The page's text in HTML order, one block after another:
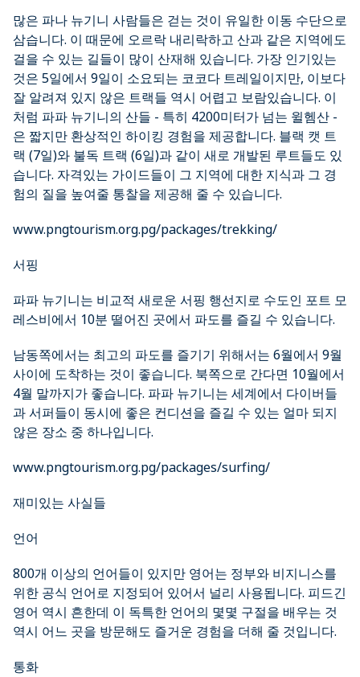
많은 파나 뉴기니 사람들은 걷는 것이 유일한 이동 수단으로
삼습니다. 이 때문에 오르락 내리락하고 산과 같은 지역에도
걸을 수 있는 길들이 많이 산재해 있습니다. 가장 인기있는
것은 5일에서 9일이 소요되는 코코다 트레일이지만, 이보다
잘 알려져 있지 않은 트랙들 역시 어렵고 보람있습니다. 이
처럼 파파 뉴기니의 산들 - 특히 4200미터가 넘는 윌헴산 -
은 짧지만 환상적인 하이킹 경험을 제공합니다. 블랙 캣 트
랙 (7일)와 불독 트랙 (6일)과 같이 새로 개발된 루트들도 있
습니다. 자격있는 가이드들이 그 지역에 대한 지식과 그 경
험의 질을 높여줄 통찰을 제공해 줄 수 있습니다.
www.pngtourism.org.pg/packages/trekking/
서핑
파파 뉴기니는 비교적 새로운 서핑 행선지로 수도인 포트 모
레스비에서 10분 떨어진 곳에서 파도를 즐길 수 있습니다.
남동쪽에서는 최고의 파도를 즐기기 위해서는 6월에서 9월
사이에 도착하는 것이 좋습니다. 북쪽으로 간다면 10월에서
4월 말까지가 좋습니다. 파파 뉴기니는 세계에서 다이버들
과 서퍼들이 동시에 좋은 컨디션을 즐길 수 있는 얼마 되지
않은 장소 중 하나입니다.
www.pngtourism.org.pg/packages/surfing/
재미있는 사실들
언어
800개 이상의 언어들이 있지만 영어는 정부와 비지니스를
위한 공식 언어로 지정되어 있어서 널리 사용됩니다. 피드긴
영어 역시 흔한데 이 독특한 언어의 몇몇 구절을 배우는 것
역시 어느 곳을 방문해도 즐거운 경험을 더해 줄 것입니다.
통화